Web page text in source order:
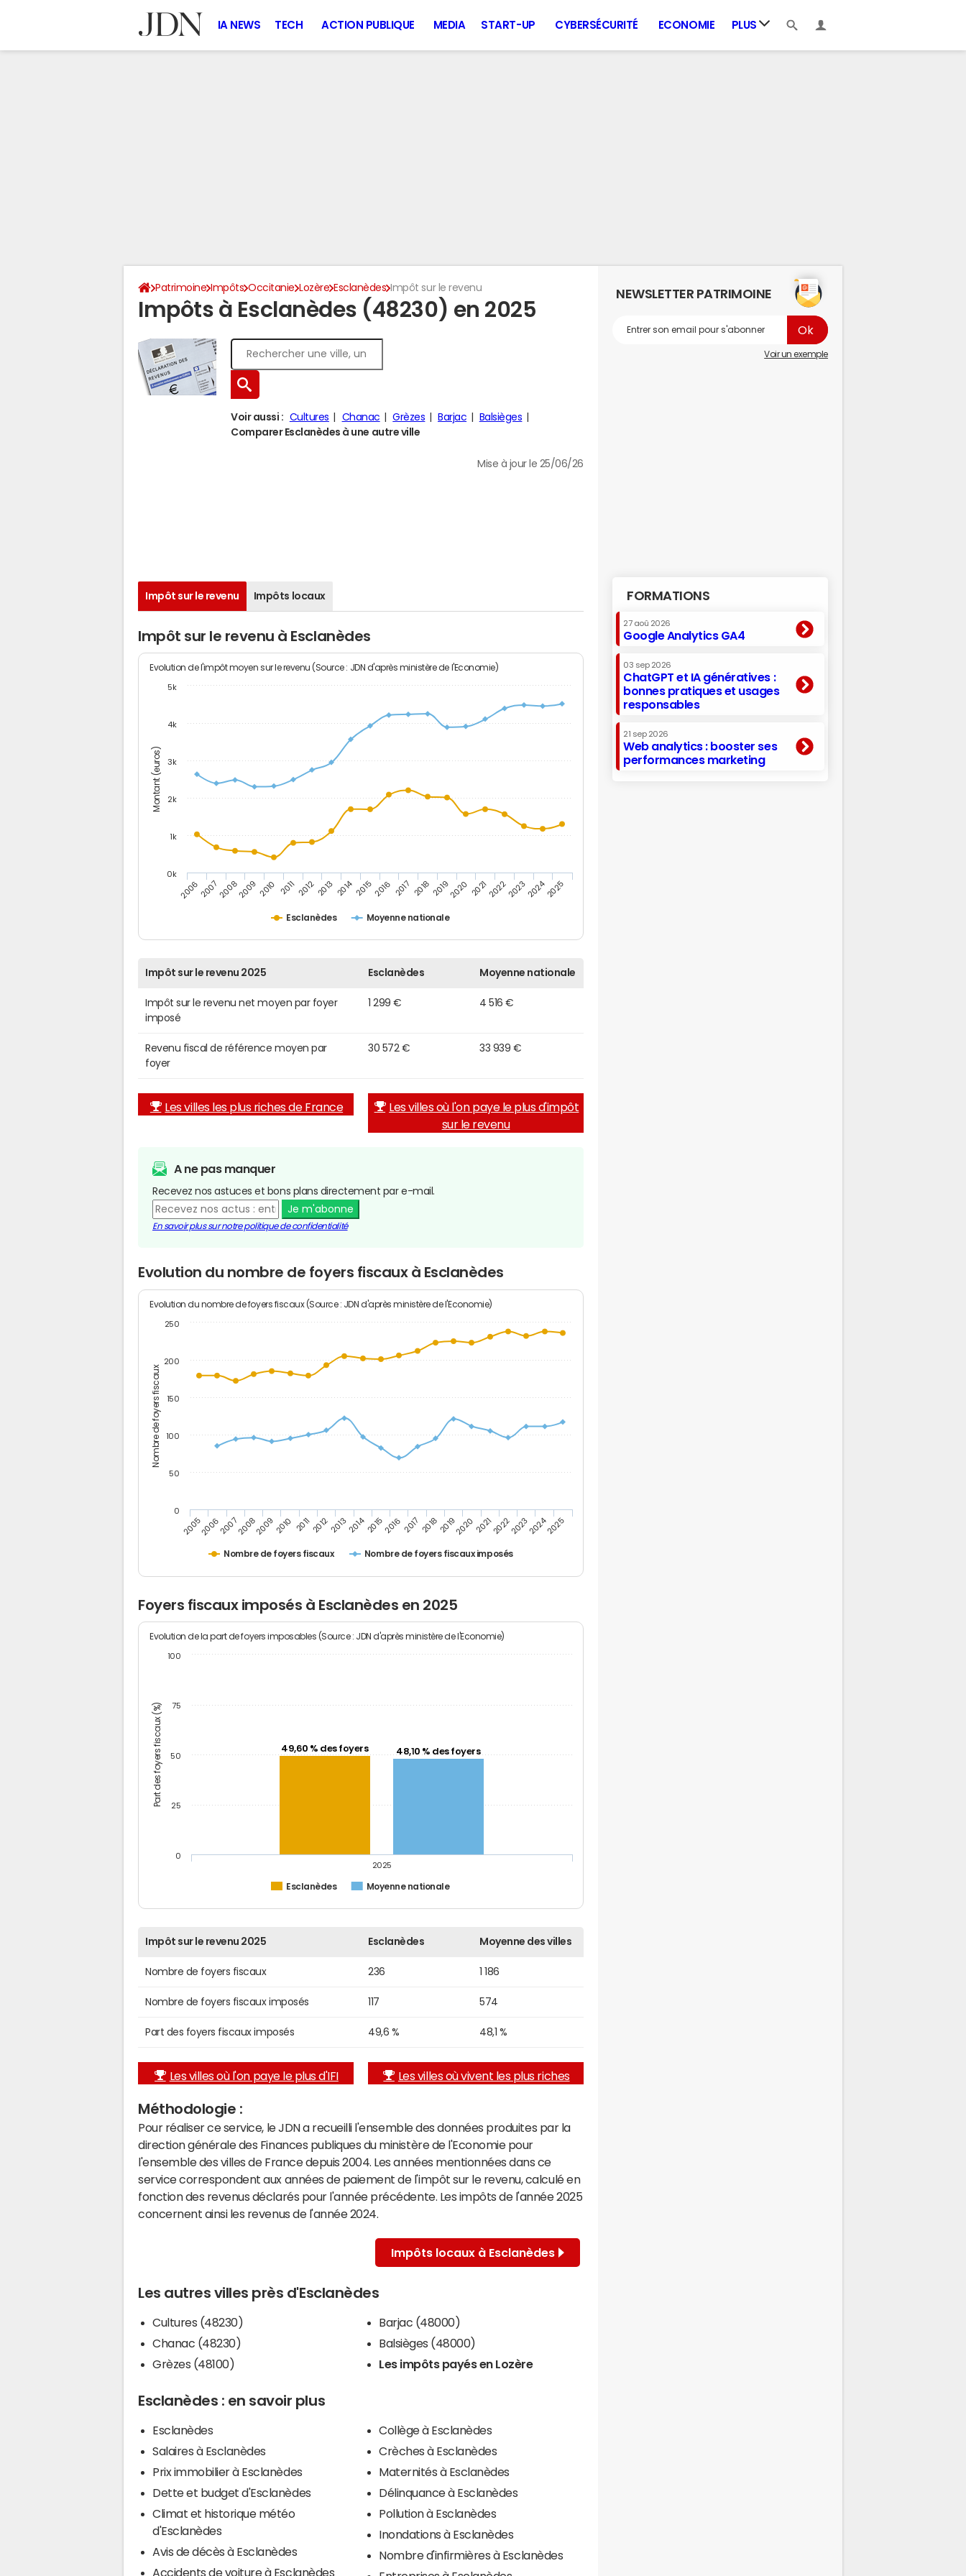
IA NEWS TECH ACTION PUBLIQUE MEDIA START-UP CYBERSÉCURITÉ ECONOMIE PLUS
Patrimoine Impôts Occitanie Lozère Esclanèdes Impôt sur le revenu
Impôts à Esclanèdes (48230) en 2025
Voir aussi : Cultures Chanac Grèzes Barjac
Balsièges
Comparer Esclanèdes à une autre ville
Mise à jour le 25/06/26
Impôt sur le revenu Impôts locaux
Impôt sur le revenu à Esclanèdes
Montant (euros)
Evolution de l'impôt moyen sur le revenu (Source : JDN d'après ministère de l'Economie)
Esclanèdes Moyenne nationale
20062007200820092010 2011 20122013 201420152016 2017 201820192020 20212022202320242025
0k
1k
2k
3k
4k
5k
Impôt sur le revenu 2025 Esclanèdes Moyenne nationale
Impôt sur le revenu net moyen par foyer
imposé
1 299 € 4 516 €
Revenu fiscal de référence moyen par
foyer
30 572 € 33 939 €
Les villes les plus riches de France
Les villes où l'on paye le plus d'impôt
sur le revenu
A ne pas manquer
Recevez nos astuces et bons plans directement par e-mail.
Je m'abonne
En savoir plus sur notre politique de confidentialité
Evolution du nombre de foyers fiscaux à Esclanèdes
Nombre de foyers fiscaux
Evolution du nombre de foyers fiscaux (Source : JDN d'après ministère de l'Economie)
Nombre de foyers fiscaux Nombre de foyers fiscaux imposés
200520062007200820092010 201120122013201420152016 2017 20182019202020212022202320242025
0
50
100
150
200
250
Foyers fiscaux imposés à Esclanèdes en 2025
Part des foyers fiscaux (%)
Evolution de la part de foyers imposables (Source : JDN d'après ministère de l'Economie)
49,60 % des foyers 48,10 % des foyers
Esclanèdes Moyenne nationale
2025
0
25
50
75
100
Impôt sur le revenu 2025 Esclanèdes Moyenne des villes
Nombre de foyers fiscaux 236 1 186
Nombre de foyers fiscaux imposés 117 574
Part des foyers fiscaux imposés 49,6 % 48,1 %
Les villes où l'on paye le plus d'IFI Les villes où vivent les plus riches
Méthodologie :
Pour réaliser ce service, le JDN a recueilli l'ensemble des données produites par la
direction générale des Finances publiques du ministère de l'Economie pour
l'ensemble des villes de France depuis 2004. Les années mentionnées dans ce
service correspondent aux années de paiement de l'impôt sur le revenu, calculé en
fonction des revenus déclarés pour l'année précédente. Les impôts de l'année 2025
concernent ainsi les revenus de l'année 2024.
Impôts locaux à Esclanèdes
Les autres villes près d'Esclanèdes
Cultures (48230)
Chanac (48230)
Grèzes (48100)
Barjac (48000)
Balsièges (48000)
Les impôts payés en Lozère
Esclanèdes : en savoir plus
Esclanèdes
Salaires à Esclanèdes
Prix immobilier à Esclanèdes
Dette et budget d'Esclanèdes
Climat et historique météo
d'Esclanèdes
Avis de décès à Esclanèdes
Accidents de voiture à Esclanèdes
Collège à Esclanèdes
Crèches à Esclanèdes
Maternités à Esclanèdes
Délinquance à Esclanèdes
Pollution à Esclanèdes
Inondations à Esclanèdes
Nombre d'infirmières à Esclanèdes
NEWSLETTER PATRIMOINE
Voir un exemple
FORMATIONS
27 aoû 2026
Google Analytics GA4
03 sep 2026
ChatGPT et IA génératives :
bonnes pratiques et usages
responsables
21 sep 2026
Web analytics : booster ses
performances marketing